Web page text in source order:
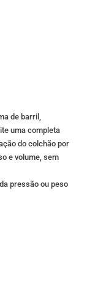
de barril,
uma completa
do colchão por
e volume, sem
pressão ou peso